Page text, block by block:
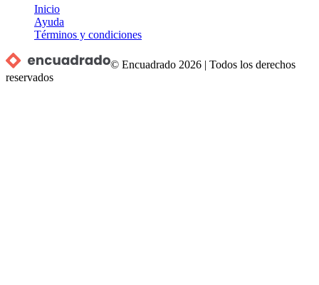
Inicio
Ayuda
Términos y condiciones
© Encuadrado 2026 |Todos los derechos
reservados